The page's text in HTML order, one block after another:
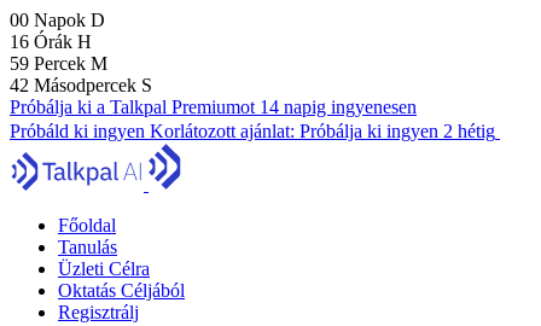
00 Napok D
16 Órák H
59 Percek M
41 Másodpercek S
Próbálja ki a Talkpal Premiumot 14 napig ingyenesen
Próbáld ki ingyen Korlátozott ajánlat: Próbálja ki ingyen 2 hétig
Főoldal
Tanulás
Üzleti Célra
Oktatás Céljából
Regisztrálj